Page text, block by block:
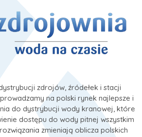
zdrojów, źródełek i stacji
na polski rynek najlepsze i
do dystrybucji wody kranowej, które
dostępu do wody pitnej wszystkim
zmieniają oblicza polskich